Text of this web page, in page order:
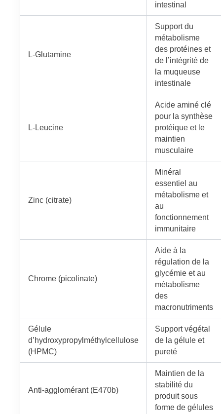
intestinal
L-Glutamine
Support du
métabolisme
des protéines et
de l’intégrité de
la muqueuse
intestinale
L-Leucine
Acide aminé clé
pour la synthèse
protéique et le
maintien
musculaire
Zinc (citrate)
Minéral
essentiel au
métabolisme et
au
fonctionnement
immunitaire
Chrome (picolinate)
Aide à la
régulation de la
glycémie et au
métabolisme
des
macronutriments
Gélule
d’hydroxypropylméthylcellulose
(HPMC)
Support végétal
de la gélule et
pureté
Anti-agglomérant (E470b)
Maintien de la
stabilité du
produit sous
forme de gélules